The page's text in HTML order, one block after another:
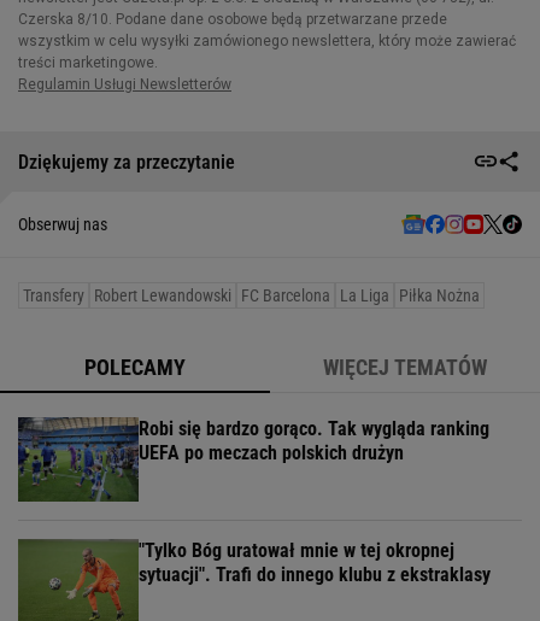
Dziękujemy za przeczytanie
Obserwuj nas
Transfery Robert Lewandowski FC Barcelona La Liga Piłka Nożna
POLECAMY WIĘCEJ TEMATÓW
Robi się bardzo gorąco. Tak wygląda ranking
UEFA po meczach polskich drużyn
"Tylko Bóg uratował mnie w tej okropnej
sytuacji". Trafi do innego klubu z ekstraklasy